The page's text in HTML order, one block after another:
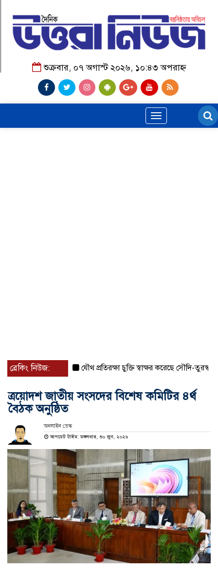
শুক্রবার, ০৭ অগাস্ট ২০২৬, ১০:৪৩ অপরাহ্ন
Toggle
navigation
ব্রেকিং নিউজ: যৌথ প্রতিরক্ষা চুক্তি স্বাক্ষর করেছে সৌদি-তুরস্ক-
ত্রয়োদশ জাতীয় সংসদের বিশেষ কমিটির ৪র্থ
বৈঠক অনুষ্ঠিত
অনলাইন ডেস্ক
আপডেট টাইম: মঙ্গলবার, ৩০ জুন, ২০২৬